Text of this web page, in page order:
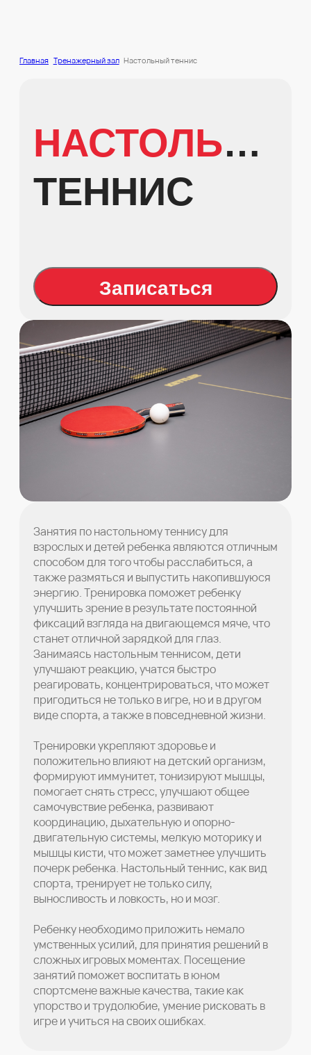
Главная Тренажерный зал Настольный теннис
НАСТОЛЬНЫЙ
ТЕННИС
Записаться
Занятия по настольному теннису для
взрослых и детей ребенка являются отличным
способом для того чтобы расслабиться, а
также размяться и выпустить накопившуюся
энергию. Тренировка поможет ребенку
улучшить зрение в результате постоянной
фиксаций взгляда на двигающемся мяче, что
станет отличной зарядкой для глаз.
Занимаясь настольным теннисом, дети
улучшают реакцию, учатся быстро
реагировать, концентрироваться, что может
пригодиться не только в игре, но и в другом
виде спорта, а также в повседневной жизни.
Тренировки укрепляют здоровье и
положительно влияют на детский организм,
формируют иммунитет, тонизируют мышцы,
помогает снять стресс, улучшают общее
самочувствие ребенка, развивают
координацию, дыхательную и опорно-
двигательную системы, мелкую моторику и
мышцы кисти, что может заметнее улучшить
почерк ребенка. Настольный теннис, как вид
спорта, тренирует не только силу,
выносливость и ловкость, но и мозг.
Ребенку необходимо приложить немало
умственных усилий, для принятия решений в
сложных игровых моментах. Посещение
занятий поможет воспитать в юном
спортсмене важные качества, такие как
упорство и трудолюбие, умение рисковать в
игре и учиться на своих ошибках.